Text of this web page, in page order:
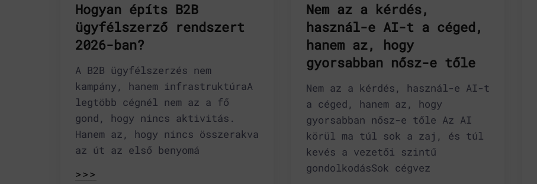
Hogyan építs B2B
ügyfélszerző rendszert
2026-ban?
A B2B ügyfélszerzés nem
kampány, hanem infrastruktúraA
legtöbb cégnél nem az a fő
gond, hogy nincs aktivitás.
Hanem az, hogy nincs összerakva
az út az első benyomá
>>>
Nem az a kérdés,
használ-e AI-t a céged,
hanem az, hogy
gyorsabban nősz-e tőle
Nem az a kérdés, használ-e AI-t
a céged, hanem az, hogy
gyorsabban nősz-e tőle Az AI
körül ma túl sok a zaj, és túl
kevés a vezetői szintű
gondolkodásSok cégvez